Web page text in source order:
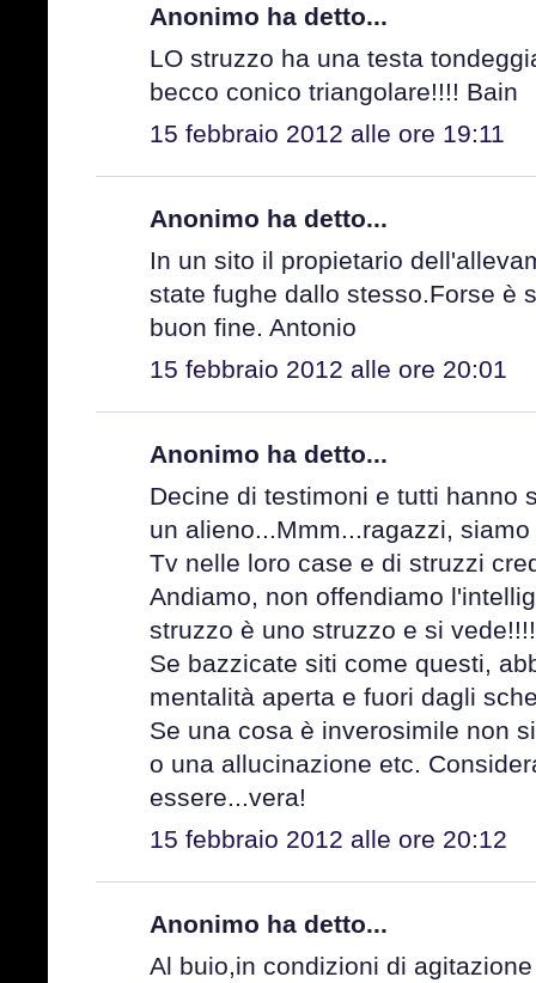
Anonimo ha detto...
LO struzzo ha una testa
becco conico triangolare!!!! Bain
15 febbraio 2012 alle ore 19:11
Anonimo ha detto...
In un sito il propietario
state fughe dallo stesso.Forse è
buon fine. Antonio
15 febbraio 2012 alle ore 20:01
Anonimo ha detto...
Decine di testimoni e tutti hanno
un alieno...Mmm...ragazzi,
Tv nelle loro case e di struzzi
Andiamo, non offendiamo
struzzo è uno struzzo e si vede!!!!
Se bazzicate siti come questi,
mentalità aperta e fuori dagli
Se una cosa è inverosimile non
o una allucinazione etc.
essere...vera!
15 febbraio 2012 alle ore 20:12
Anonimo ha detto...
Al buio,in condizioni di